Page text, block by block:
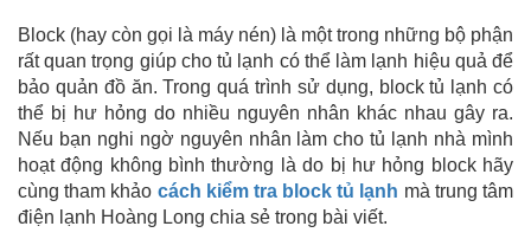
Block (hay còn gọi là máy nén) là một trong những bộ phận
rất quan trọng giúp cho tủ lạnh có thể làm lạnh hiệu quả để
bảo quản đồ ăn. Trong quá trình sử dụng, block tủ lạnh có
thể bị hư hỏng do nhiều nguyên nhân khác nhau gây ra.
Nếu bạn nghi ngờ nguyên nhân làm cho tủ lạnh nhà mình
hoạt động không bình thường là do bị hư hỏng block hãy
cùng tham khảo cách kiểm tra block tủ lạnh mà trung tâm
điện lạnh Hoàng Long chia sẻ trong bài viết.